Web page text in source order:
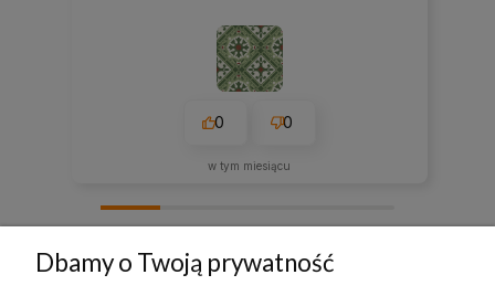
0 0
w tym miesiącu
Dbamy o Twoją prywatność